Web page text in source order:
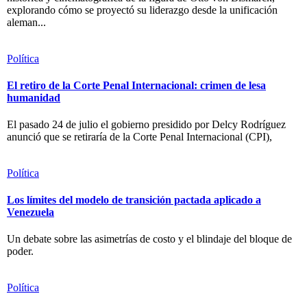
explorando cómo se proyectó su liderazgo desde la unificación
aleman...
Política
El retiro de la Corte Penal Internacional: crimen de lesa
humanidad
El pasado 24 de julio el gobierno presidido por Delcy Rodríguez
anunció que se retiraría de la Corte Penal Internacional (CPI),
Política
Los límites del modelo de transición pactada aplicado a
Venezuela
Un debate sobre las asimetrías de costo y el blindaje del bloque de
poder.
Política